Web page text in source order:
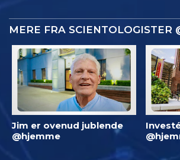
MERE FRA SCIENTOLOGISTER
Jim er ovenud jublende
@hjemme